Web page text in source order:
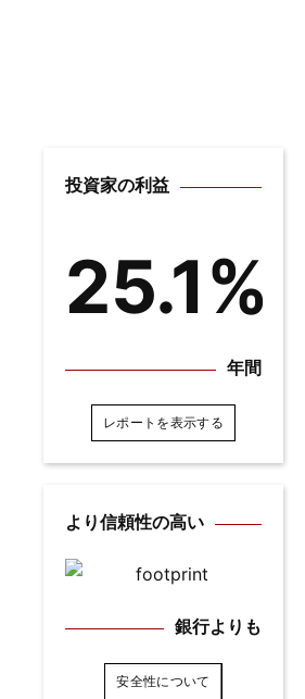
投資家の利益
25.1%
年間
レポートを表示する
より信頼性の高い
銀行よりも
安全性について